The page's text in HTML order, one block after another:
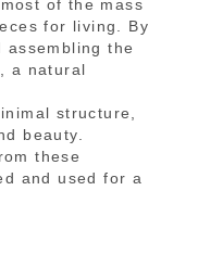
of the mass
for living. By
the
a natural
structure,
beauty.
these
and used for a